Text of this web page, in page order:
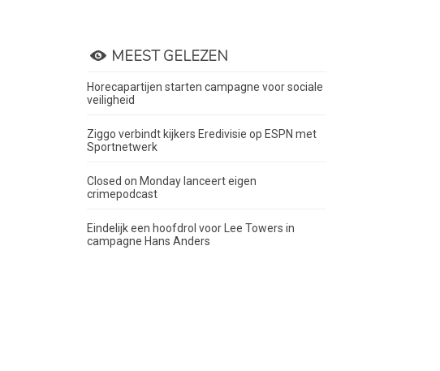
MEEST GELEZEN
Horecapartijen starten campagne voor sociale
veiligheid
Ziggo verbindt kijkers Eredivisie op ESPN met
Sportnetwerk
Closed on Monday lanceert eigen
crimepodcast
Eindelijk een hoofdrol voor Lee Towers in
campagne Hans Anders